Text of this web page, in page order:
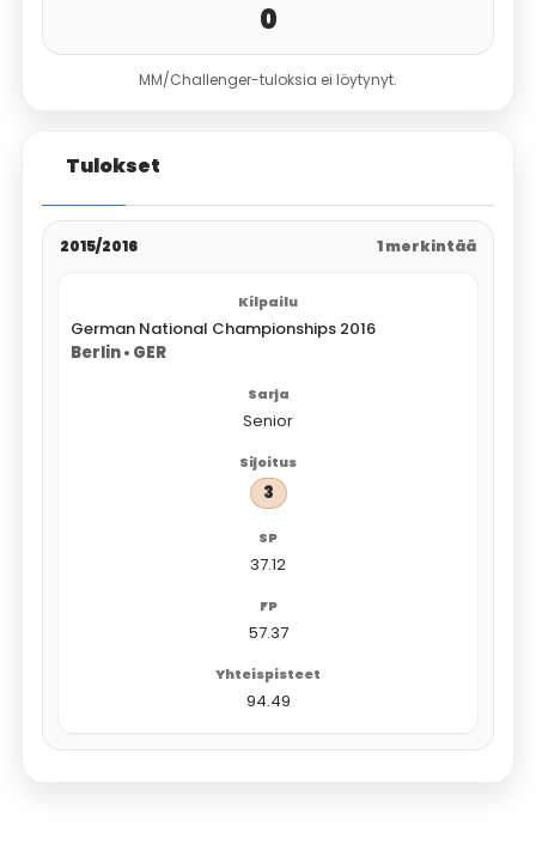
0
MM/Challenger-tuloksia ei löytynyt.
Tulokset
2015/2016 1 merkintää
German National Championships 2016
Berlin • GER
Senior
3
37.12
57.37
94.49